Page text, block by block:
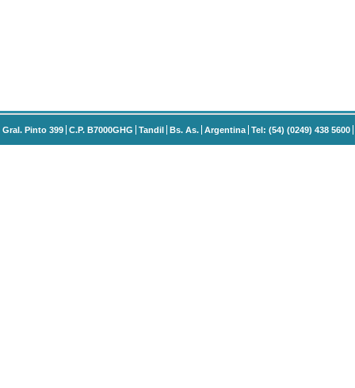
Gral. Pinto 399 C.P. B7000GHG Tandil Bs. As. Argentina Tel: (54) (0249) 438 5600